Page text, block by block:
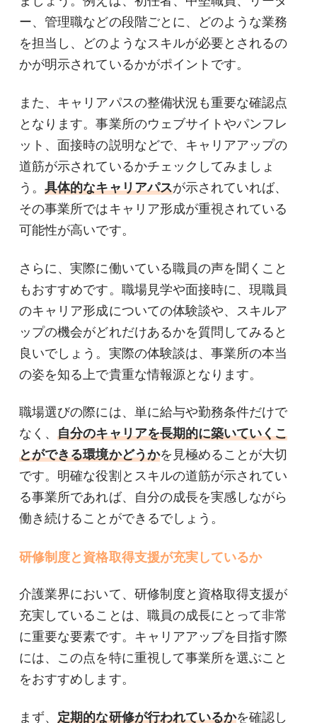
ー、管理職などの段階ごとに、どのような業務
を担当し、どのようなスキルが必要とされるの
かが明示されているかがポイントです。
また、キャリアパスの整備状況も重要な確認点
となります。事業所のウェブサイトやパンフレ
ット、面接時の説明などで、キャリアアップの
道筋が示されているかチェックしてみましょ
う。具体的なキャリアパスが示されていれば、
その事業所ではキャリア形成が重視されている
可能性が高いです。
さらに、実際に働いている職員の声を聞くこと
もおすすめです。職場見学や面接時に、現職員
のキャリア形成についての体験談や、スキルア
ップの機会がどれだけあるかを質問してみると
良いでしょう。実際の体験談は、事業所の本当
の姿を知る上で貴重な情報源となります。
職場選びの際には、単に給与や勤務条件だけで
なく、自分のキャリアを長期的に築いていくこ
とができる環境かどうかを見極めることが大切
です。明確な役割とスキルの道筋が示されてい
る事業所であれば、自分の成長を実感しながら
働き続けることができるでしょう。
研修制度と資格取得支援が充実しているか
介護業界において、研修制度と資格取得支援が
充実していることは、職員の成長にとって非常
に重要な要素です。キャリアアップを目指す際
には、この点を特に重視して事業所を選ぶこと
をおすすめします。
まず、定期的な研修が行われているかを確認し